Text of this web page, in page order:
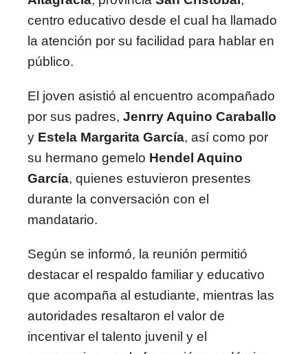
centro educativo desde el cual ha llamado
la atención por su facilidad para hablar en
público.
El joven asistió al encuentro acompañado
por sus padres, Jenrry Aquino Caraballo
y Estela Margarita García, así como por
su hermano gemelo Hendel Aquino
García, quienes estuvieron presentes
durante la conversación con el
mandatario.
Según se informó, la reunión permitió
destacar el respaldo familiar y educativo
que acompaña al estudiante, mientras las
autoridades resaltaron el valor de
incentivar el talento juvenil y el